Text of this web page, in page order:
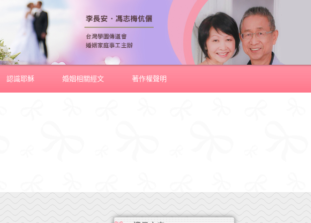
認識耶穌 婚姻相關經文 著作權聲明